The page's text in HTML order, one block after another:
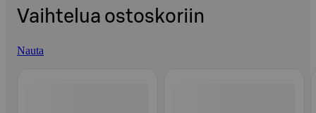
Vaihtelua ostoskoriin
Nauta